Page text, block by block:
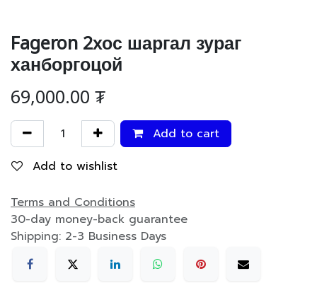
Fageron 2хос шаргал зураг
ханборгоцой
69,000.00₮
Add to cart
Add to wishlist
Terms and Conditions
30-day money-back guarantee
Shipping: 2-3 Business Days